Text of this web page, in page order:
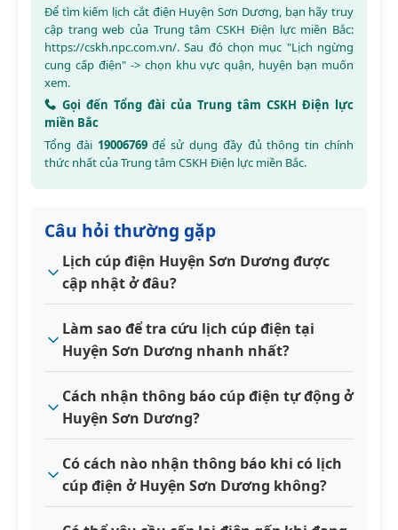
Để tìm kiếm lịch cắt điện Huyện Sơn Dương, bạn hãy truy
cập trang web của Trung tâm CSKH Điện lực miền Bắc:
https://cskh.npc.com.vn/. Sau đó chọn mục "Lịch ngừng
cung cấp điện" -> chọn khu vực quận, huyện bạn muốn
xem.
Gọi đến Tổng đài của Trung tâm CSKH Điện lực
miền Bắc
Tổng đài 19006769để sử dụng đầy đủ thông tin chính
thức nhất của Trung tâm CSKH Điện lực miền Bắc.
Câu hỏi thường gặp
Lịch cúp điện Huyện Sơn Dương được
cập nhật ở đâu?
Làm sao để tra cứu lịch cúp điện tại
Huyện Sơn Dương nhanh nhất?
Cách nhận thông báo cúp điện tự động ở
Huyện Sơn Dương?
Có cách nào nhận thông báo khi có lịch
cúp điện ở Huyện Sơn Dương không?